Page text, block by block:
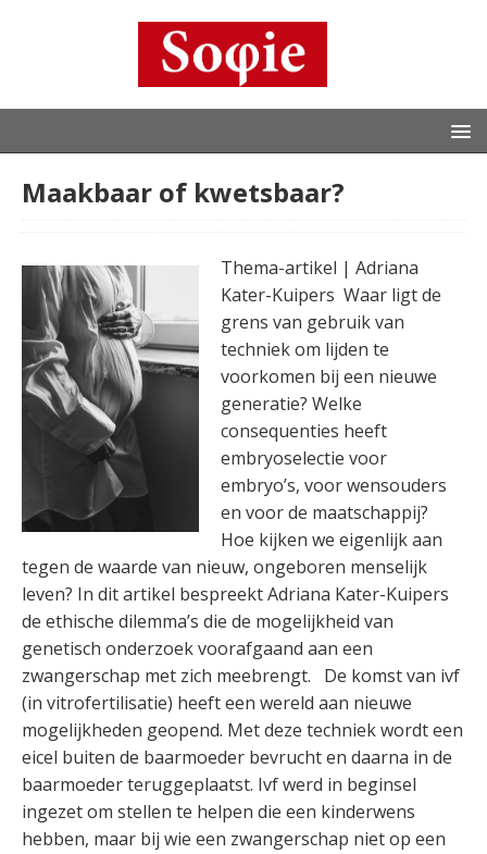
Maakbaar of kwetsbaar?
Thema-artikel | Adriana
Kater-Kuipers Waar ligt de
grens van gebruik van
techniek om lijden te
voorkomen bij een nieuwe
generatie? Welke
consequenties heeft
embryoselectie voor
embryo’s, voor wensouders
en voor de maatschappij?
Hoe kijken we eigenlijk aan
tegen de waarde van nieuw, ongeboren menselijk
leven? In dit artikel bespreekt Adriana Kater-Kuipers
de ethische dilemma’s die de mogelijkheid van
genetisch onderzoek voorafgaand aan een
zwangerschap met zich meebrengt. De komst van ivf
(in vitrofertilisatie) heeft een wereld aan nieuwe
mogelijkheden geopend. Met deze techniek wordt een
eicel buiten de baarmoeder bevrucht en daarna in de
baarmoeder teruggeplaatst. Ivf werd in beginsel
ingezet om stellen te helpen die een kinderwens
hebben, maar bij wie een zwangerschap niet op een